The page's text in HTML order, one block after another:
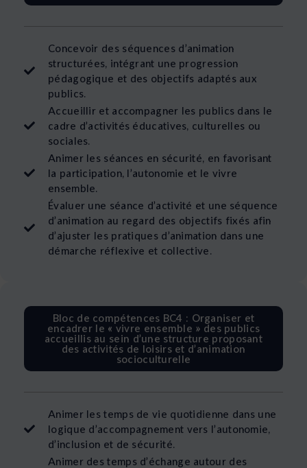
Concevoir des séquences d’animation
structurées, intégrant une progression
pédagogique et des objectifs adaptés aux
publics.
Accueillir et accompagner les publics dans le
cadre d’activités éducatives, culturelles ou
sociales.
Animer les séances en sécurité, en favorisant
la participation, l’autonomie et le vivre
ensemble.
Évaluer une séance d’activité et une séquence
d’animation au regard des objectifs fixés afin
d’ajuster les pratiques d’animation dans une
démarche réflexive et collective.
Bloc de compétences BC4 : Organiser et
encadrer le « vivre ensemble » des publics
accueillis au sein d’une structure proposant
des activités de loisirs et d’animation
socioculturelle
Animer les temps de vie quotidienne dans une
logique d’accompagnement vers l’autonomie,
d’inclusion et de sécurité.
Animer des temps d’échange autour des